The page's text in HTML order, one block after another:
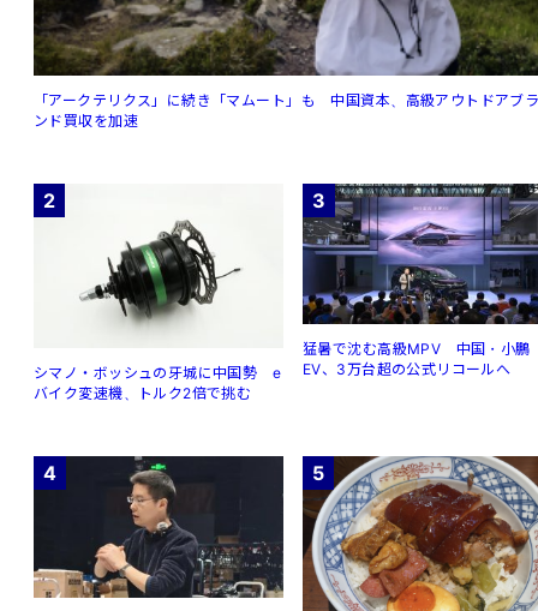
「アークテリクス」に続き「マムート」も 中国資本、高級アウトドアブ
ンド買収を加速
2
シマノ・ボッシュの牙城に中国勢 e
バイク変速機、トルク2倍で挑む
3
猛暑で沈む高級MPV 中国・小鵬
EV、3万台超の公式リコールへ
4 5